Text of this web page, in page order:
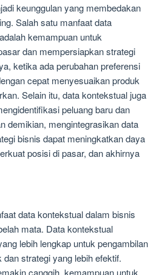
keunggulan yang membedakan
Salah satu manfaat data
kemampuan untuk
dan mempersiapkan strategi
ketika ada perubahan preferensi
cepat menyesuaikan produk
Selain itu, data kontekstual juga
peluang baru dan
demikian, mengintegrasikan data
bisnis dapat meningkatkan daya
posisi di pasar, dan akhirnya
data kontekstual dalam bisnis
mata. Data kontekstual
lebih lengkap untuk pengambilan
strategi yang lebih efektif.
canggih, kemampuan untuk